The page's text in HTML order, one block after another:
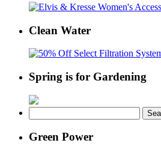
Clean Water
Spring is for Gardening
for:
Green Power